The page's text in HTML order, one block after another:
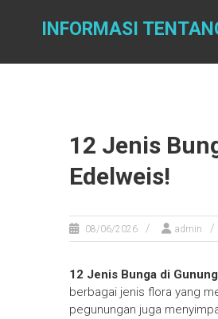
INFORMASI
12 Jenis
Edelweis!
08/06/2026 admin
12 Jenis Bunga di
berbagai jenis flora yang
pegunungan juga